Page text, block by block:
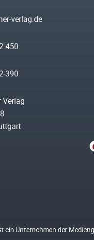
verlag.de
450
390
Verlag
ein Unternehmen der